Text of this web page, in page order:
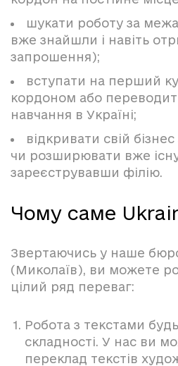
шукати роботу за
вже знайшли і навіть
запрошення);
вступати на перший
кордоном або
навчання в Україні;
відкривати свій
чи розширювати вже
зареєструвавши філію.
Чому саме
Звертаючись у наше
(Миколаїв), ви можете
цілий ряд переваг:
Робота з текстами
складності. У нас ви
переклад текстів